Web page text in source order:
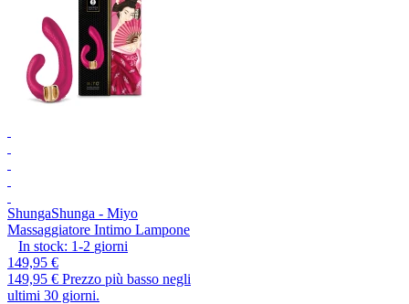
ShungaShunga - Miyo
Massaggiatore Intimo Lampone
In stock: 1-2 giorni
149,95 €
149,95 € Prezzo più basso negli
ultimi 30 giorni.